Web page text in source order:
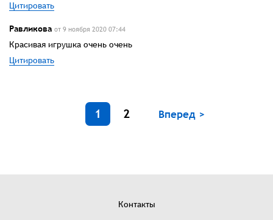
Цитировать
Равликова от 9 ноября 2020 07:44
Красивая игрушка очень очень
Цитировать
1 2 Вперед >
Контакты